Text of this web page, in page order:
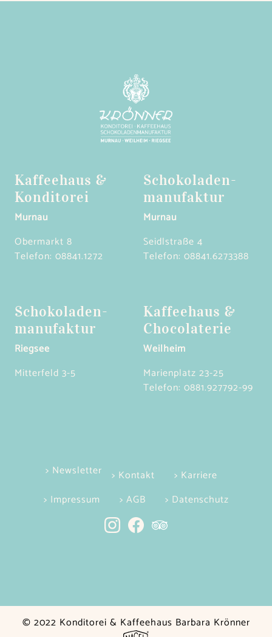
Kaffeehaus &
Konditorei
Murnau
Obermarkt 8
Telefon: 08841.1272
Schokoladen­
manufaktur
Murnau
Seidlstraße 4
Telefon: 08841.6273388
Schokoladen­
manufaktur
Riegsee
Mitterfeld 3-5
Kaffeehaus &
Chocolaterie
Weilheim
Marienplatz 23-25
Telefon: 0881.927792-99
> Newsletter > Kontakt
> Karriere
> Impressum
> AGB > Datenschutz
© 2022 Konditorei & Kaffeehaus Barbara Krönner